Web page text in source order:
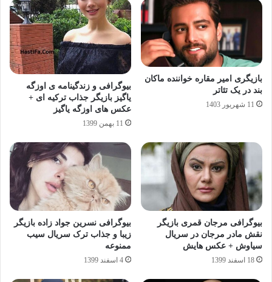
بازیگری امیر مقاره خواننده ماکان
بند در یک تئاتر
11 شهریور 1403
بیوگرافی و زندگینامه ی اوزگه
یاگیز بازیگر جذاب ترکیه ای +
عکس های اوزگه یاگیز
11 بهمن 1399
بیوگرافی مرجان قمری بازیگر
نقش مادر مرجان در سریال
سیاوش + عکس هایش
18 اسفند 1399
بیوگرافی نسرین جواد زاده بازیگر
زیبا و جذاب ترک سریال سیب
ممنوعه
4 اسفند 1399